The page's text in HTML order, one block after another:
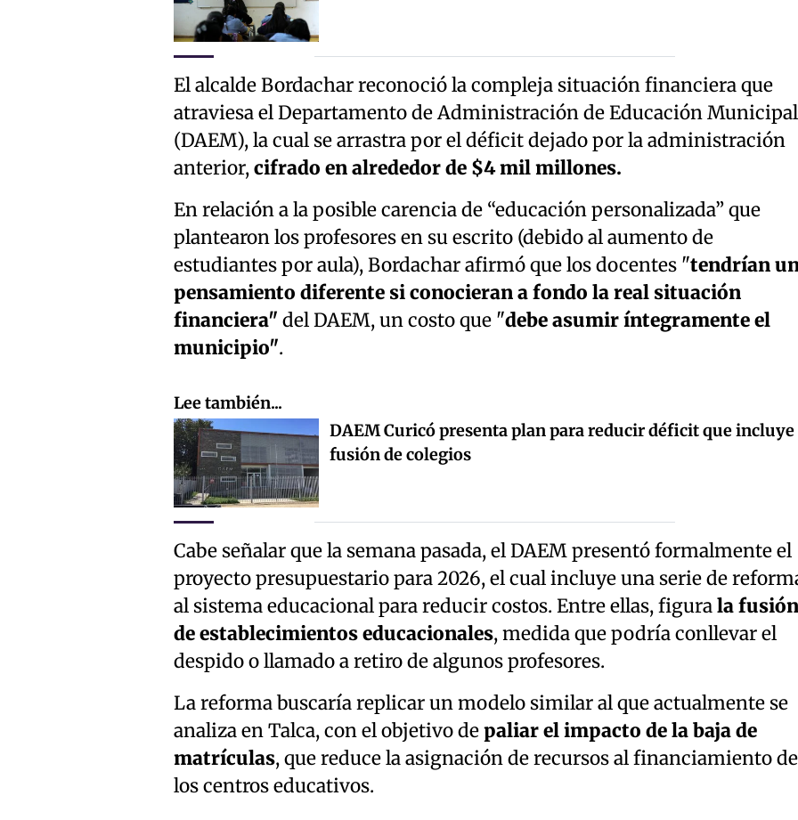
El alcalde Bordachar reconoció la compleja situación financiera que
atraviesa el Departamento de Administración de Educación Municipal
(DAEM), la cual se arrastra por el déficit dejado por la administración
anterior,cifrado en alrededor de $4 mil millones.
En relación a la posible carencia de “educación personalizada” que
plantearon los profesores en su escrito (debido al aumento de
estudiantes por aula), Bordachar afirmó que los docentes "tendrían
pensamiento diferente si conocieran a fondo la real situación
financiera" del DAEM, un costo que "debe asumir íntegramente el
municipio".
Lee también...
DAEM Curicó presenta plan para reducir déficit que incluye
fusión de colegios
Cabe señalar que la semana pasada, el DAEM presentó formalmente el
proyecto presupuestario para 2026, el cual incluye una serie de
al sistema educacional para reducir costos. Entre ellas, figurala fusión
de establecimientos educacionales, medida que podría conllevar el
despido o llamado a retiro de algunos profesores.
La reforma buscaría replicar un modelo similar al que actualmente se
analiza en Talca, con el objetivo depaliar el impacto de la baja de
matrículas, que reduce la asignación de recursos al financiamiento de
los centros educativos.